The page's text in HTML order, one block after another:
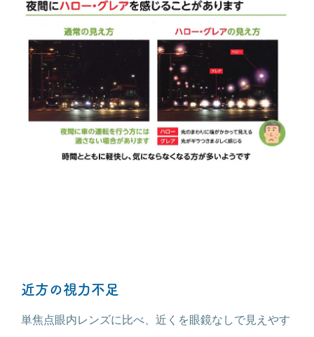
近方の視力不足
単焦点眼内レンズに比べ、近くを眼鏡なしで見えやす